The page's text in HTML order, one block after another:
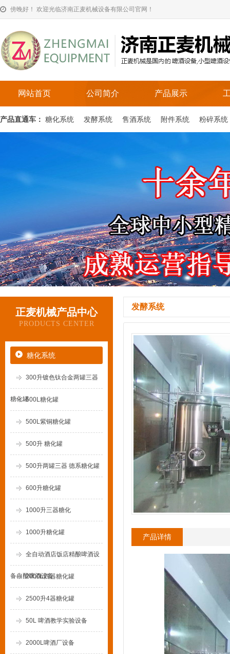
傍晚好！ 欢迎光临济南正麦机械设备有限公司官网！
网站首页 公司简介 产品展示
产品直通车： 糖化系统 发酵系统 售酒系统 附件系统 粉碎系统
正麦机械产品中心
PRODUCTS CENTER
糖化系统
300升镀色钛合金两罐三器
糖化罐500L糖化罐
500L紫铜糖化罐
500升 糖化罐
500升两罐三器 德系糖化罐
600升糖化罐
1000升三器糖化
1000升糖化罐
全自动酒店饭店精酿啤酒设
备自酿啤酒设备
2000L四器糖化罐
2500升4器糖化罐
50L 啤酒教学实验设备
2000L啤酒厂设备
发酵系统
产品详情